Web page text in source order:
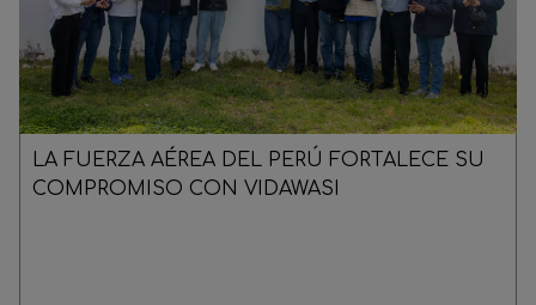
LA FUERZA AÉREA DEL PERÚ FORTALECE SU
COMPROMISO CON VIDAWASI